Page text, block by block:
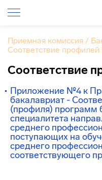
Приемная комиссия /
Соответствие
Соответствие
Приложение №4 к
бакалавриат -
(профиля) программ
специалитета
среднего
поступающих на
среднего
соответствующего